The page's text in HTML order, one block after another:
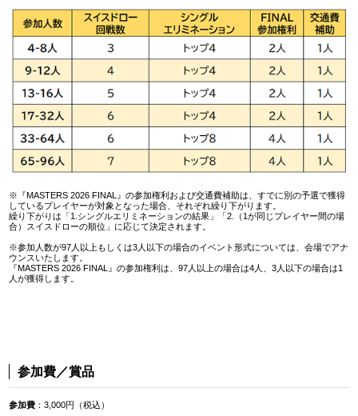
※『MASTERS 2026 FINAL』の参加権利および交通費補助は、すでに別の予選で獲得
しているプレイヤーが対象となった場合、それぞれ繰り下がります。
繰り下がりは「1.シングルエリミネーションの結果」「2.（1が同じプレイヤー間の場
合）スイスドローの順位」に応じて決定されます。
※参加人数が97人以上もしくは3人以下の場合のイベント形式については、会場でアナ
ウンスいたします。
『MASTERS 2026 FINAL』の参加権利は、97人以上の場合は4人、3人以下の場合は1
人が獲得します。
参加費／賞品
参加費 ：3,000円（税込）